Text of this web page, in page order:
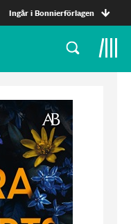
Ingår i Bonnierförlagen